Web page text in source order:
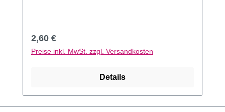
Regulärer Preis:
2,60 €
Preise inkl. MwSt. zzgl. Versandkosten
Details